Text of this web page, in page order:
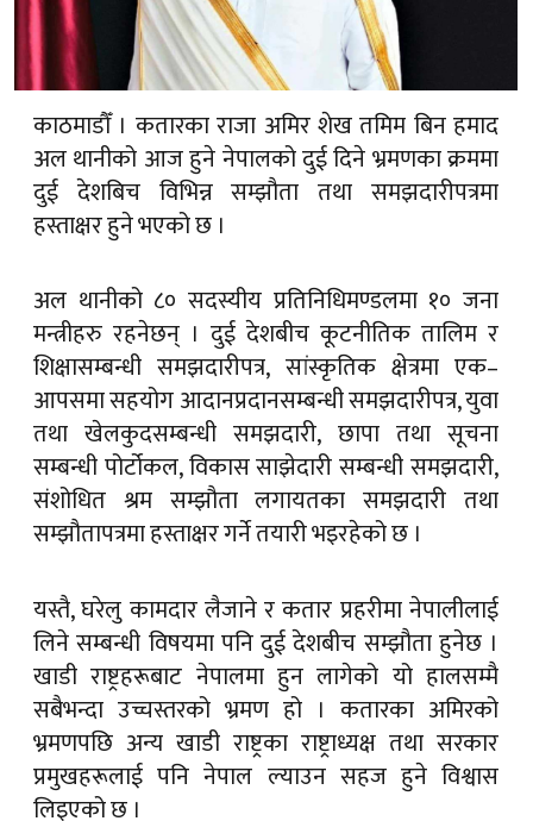
काठमाडौँ । कतारका राजा अमिर शेख तमिम बिन हमाद
अल थानीको आज हुने नेपालको दुई दिने भ्रमणका क्रममा
दुई देशबिच विभिन्न सम्झौता तथा समझदारीपत्रमा
हस्ताक्षर हुने भएको छ ।
अल थानीको ८० सदस्यीय प्रतिनिधिमण्डलमा १० जना
मन्त्रीहरु रहनेछन् । दुई देशबीच कूटनीतिक तालिम र
शिक्षासम्बन्धी समझदारीपत्र, सांस्कृतिक क्षेत्रमा एक–
आपसमा सहयोग आदानप्रदानसम्बन्धी समझदारीपत्र, युवा
तथा खेलकुदसम्बन्धी समझदारी, छापा तथा सूचना
सम्बन्धी पोर्टोकल, विकास साझेदारी सम्बन्धी समझदारी,
संशोधित श्रम सम्झौता लगायतका समझदारी तथा
सम्झौतापत्रमा हस्ताक्षर गर्ने तयारी भइरहेको छ ।
यस्तै, घरेलु कामदार लैजाने र कतार प्रहरीमा नेपालीलाई
लिने सम्बन्धी विषयमा पनि दुई देशबीच सम्झौता हुनेछ ।
खाडी राष्ट्रहरूबाट नेपालमा हुन लागेको यो हालसम्मै
सबैभन्दा उच्चस्तरको भ्रमण हो । कतारका अमिरको
भ्रमणपछि अन्य खाडी राष्ट्रका राष्ट्राध्यक्ष तथा सरकार
प्रमुखहरूलाई पनि नेपाल ल्याउन सहज हुने विश्वास
लिइएको छ ।